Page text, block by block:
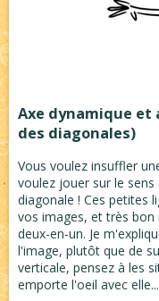
Axe dynamique et
des diagonales)
Vous voulez insuffler
voulez jouer sur le sens
diagonale ! Ces petites
vos images, et très
deux-en-un. Je
l'image, plutôt que de
verticale, pensez à les
emporte l'oeil avec